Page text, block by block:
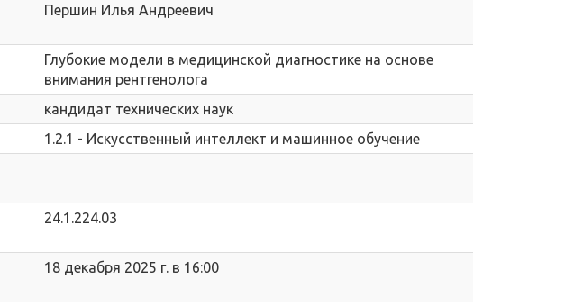
Першин Илья Андреевич
Глубокие модели в медицинской диагностике на основе
внимания рентгенолога
кандидат технических наук
1.2.1 - Искусственный интеллект и машинное обучение
24.1.224.03
18 декабря 2025 г. в 16:00